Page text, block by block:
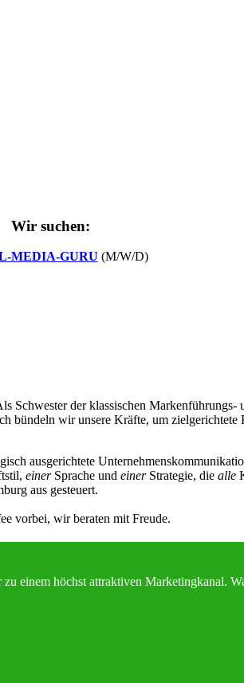
Wir suchen:
MEDIA-GURU (M/W/D)
der klassischen
wir unsere Kräfte, um
ausgerichtete
einerSprache und einerStrategie, die alle
aus gesteuert.
vorbei, wir beraten mit Freude.
einem höchst attraktiven Marketingkanal.